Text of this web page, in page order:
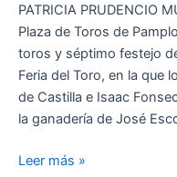
PATRICIA PRUDENCIO
Plaza de Toros de
toros y séptimo festejo
Feria del Toro, en la que
de Castilla e Isaac
la ganadería de José
contundencia
de
Ferrera
y
la
entrega
Juan
Leer más »